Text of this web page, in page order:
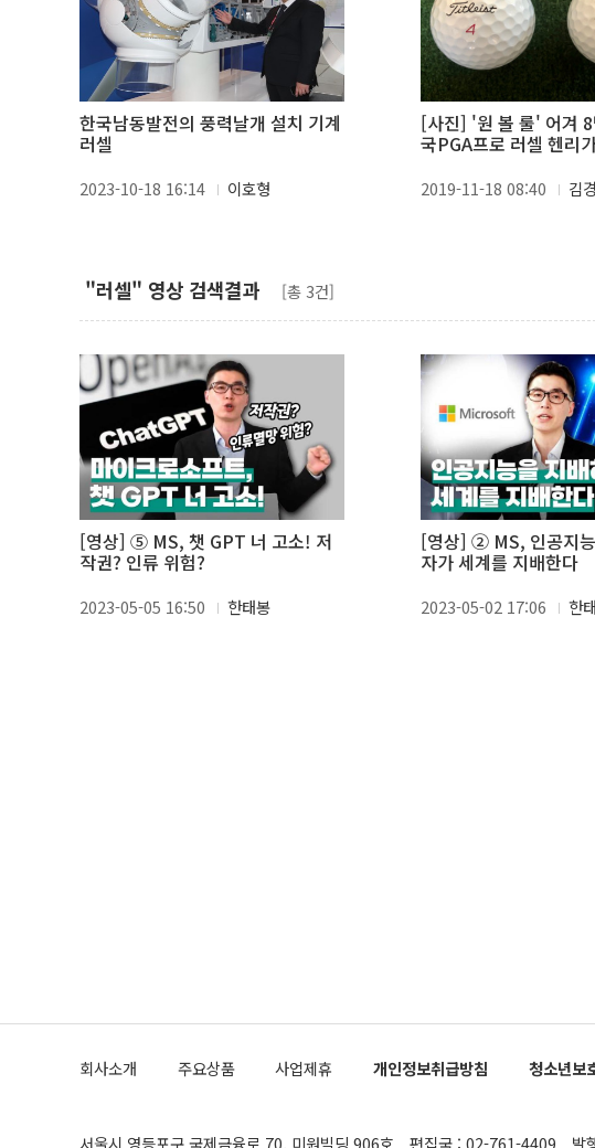
한국남동발전의 풍력날개 설치 기계
러셀
2023-10-18 16:14 이호형
[사진] '원 볼 룰' 어겨 8
국PGA프로 러셀 헨리
2019-11-18 08:40 김
"러셀" 영상 검색결과 [총 3건]
[영상] ⑤ MS, 챗 GPT 너 고소! 저
작권? 인류 위험?
2023-05-05 16:50 한태봉
[영상] ② MS, 인공지
자가 세계를 지배한다
2023-05-02 17:06 한
회사소개 주요상품 사업제휴 개인정보취급방침 청소년보
서울시 영등포구 국제금융로 70, 미원빌딩 906호 편집국 : 02-761-4409 발